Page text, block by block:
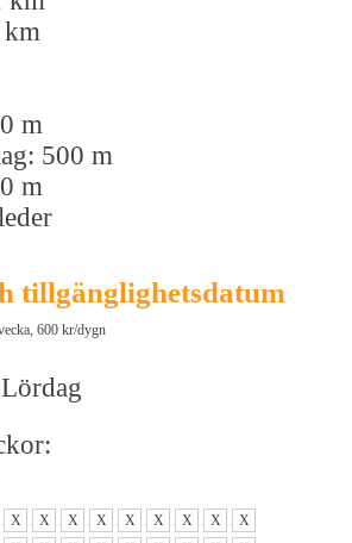
m
500 m
m
tillgänglighetsdatum
600 kr/dygn
X X X X X X X X
X